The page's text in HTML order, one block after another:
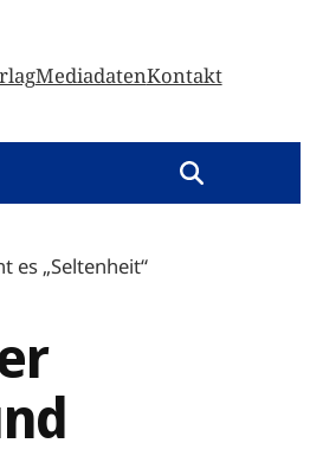
MediadatenKontakt
es „Seltenheit“